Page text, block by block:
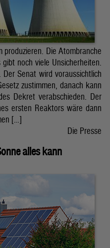
Die Atombranche
noch viele Unsicherheiten.
Senat wird voraussichtlich
zustimmen, danach kann
Dekret verabschieden. Der
ersten Reaktors wäre dann
[…]
Die Presse
alles kann